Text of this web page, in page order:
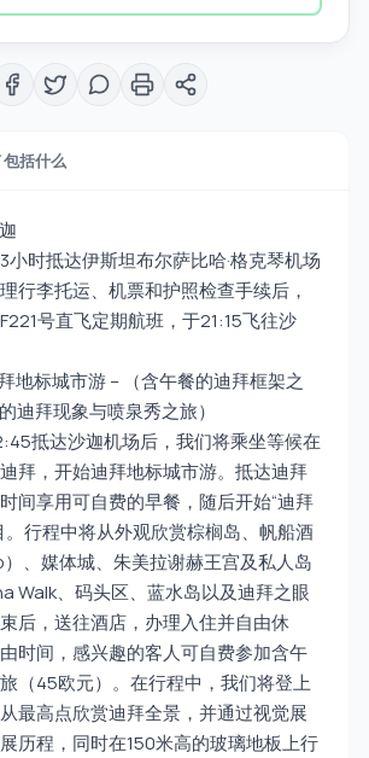
包括什么
小时抵达伊斯坦布尔萨比哈·格克琴机场
行李托运、机票和护照检查手续后，
号直飞定期航班，于21:15飞往沙
地标城市游 – （含午餐的迪拜框架之
迪拜现象与喷泉秀之旅）
抵达沙迦机场后，我们将乘坐等候在
拜，开始迪拜地标城市游。抵达迪拜
间享用可自费的早餐，随后开始“迪拜
。行程中将从外观欣赏棕榈岛、帆船酒
、媒体城、朱美拉谢赫王宫及私人岛
Walk、码头区、蓝水岛以及迪拜之眼
后，送往酒店，办理入住并自由休
时间，感兴趣的客人可自费参加含午
（45欧元）。在行程中，我们将登上
最高点欣赏迪拜全景，并通过视觉展
历程，同时在150米高的玻璃地板上行